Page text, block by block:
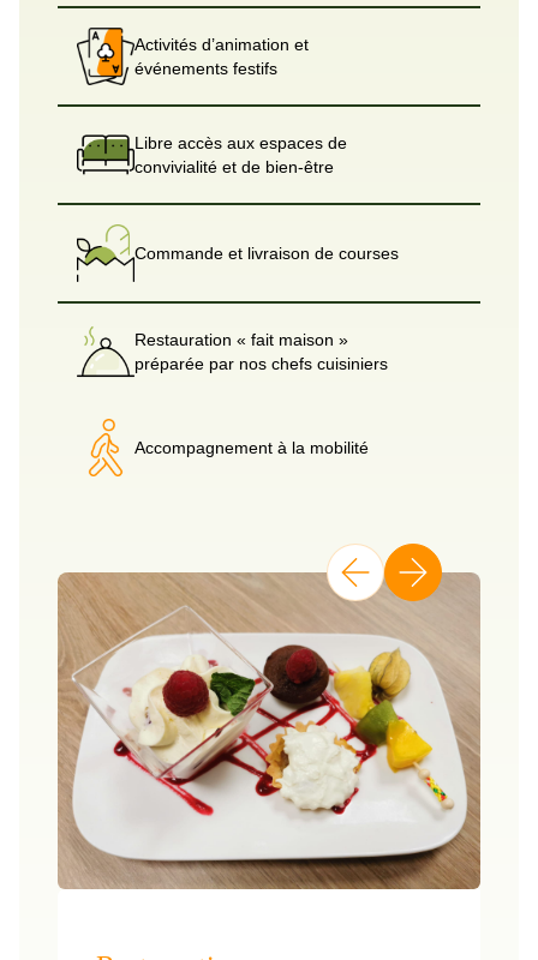
Activités d’animation et
événements festifs
Libre accès aux espaces de
convivialité et de bien-être
Commande et livraison de courses
Restauration « fait maison »
préparée par nos chefs cuisiniers
Accompagnement à la mobilité